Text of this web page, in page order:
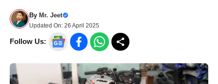
By Mr. Jeet
Updated On: 26 April 2025
Follow Us: